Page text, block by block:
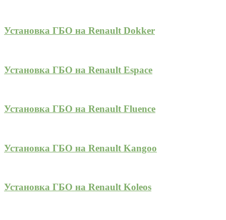
Установка ГБО на Renault Dokker
Установка ГБО на Renault Espace
Установка ГБО на Renault Fluence
Установка ГБО на Renault Kangoo
Установка ГБО на Renault Koleos